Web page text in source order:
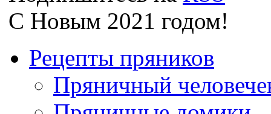
С Новым 2021 годом!
Рецепты пряников
Пряничный